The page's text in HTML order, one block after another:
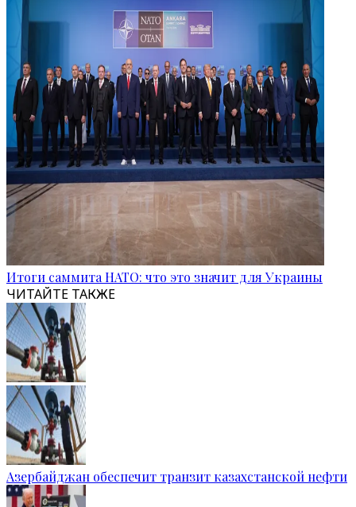
Итоги саммита НАТО: что это значит для Украины
ЧИТАЙТЕ ТАКЖЕ
Азербайджан обеспечит транзит казахстанской нефти